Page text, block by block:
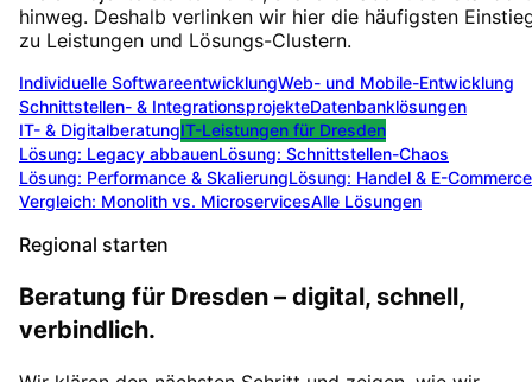
hinweg. Deshalb verlinken wir hier die häufigsten
zu Leistungen und Lösungs-Clustern.
Individuelle SoftwareentwicklungWeb- und Mobile-Entwicklung
Schnittstellen- & IntegrationsprojekteDatenbanklösungen
IT- & DigitalberatungIT-Leistungen für Dresden
Lösung: Legacy abbauenLösung: Schnittstellen-Chaos
Lösung: Performance & SkalierungLösung: Handel & E-Commerce
Vergleich: Monolith vs. MicroservicesAlle Lösungen
Regional starten
Beratung für Dresden – digital, schnell,
verbindlich.